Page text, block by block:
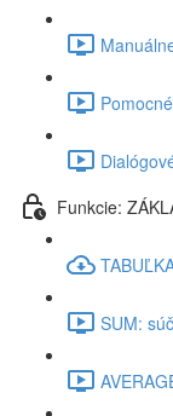
Funkcie:
SUM: